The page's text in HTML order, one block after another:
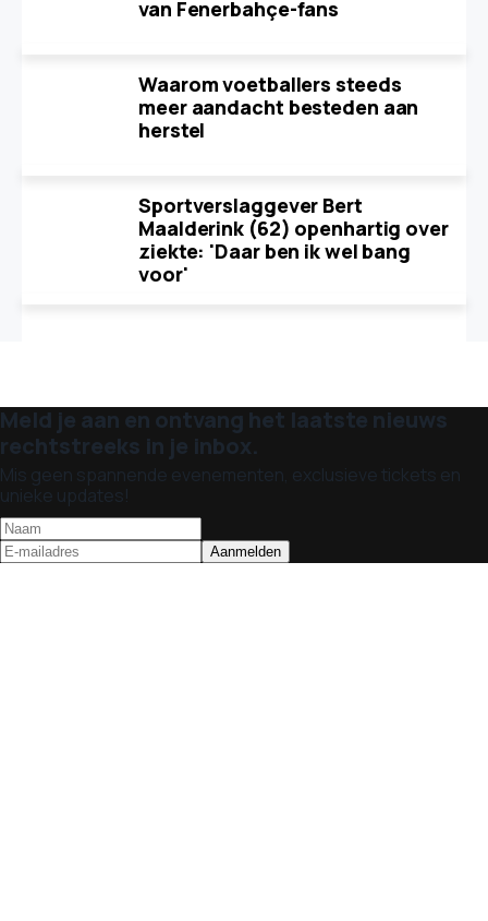
van Fenerbahçe-fans
Waarom voetballers steeds
meer aandacht besteden aan
herstel
Sportverslaggever Bert
Maalderink (62) openhartig over
ziekte: 'Daar ben ik wel bang
voor'
Meld je aan en ontvang het laatste nieuws
rechtstreeks in je inbox.
Mis geen spannende evenementen, exclusieve tickets en
unieke updates!